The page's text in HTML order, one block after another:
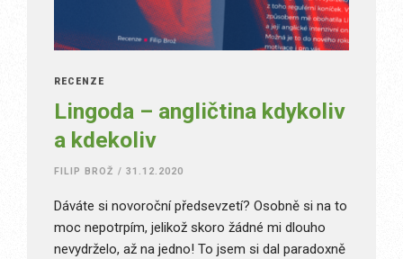
RECENZE
Lingoda – angličtina kdykoliv
a kdekoliv
FILIP BROŽ / 31.12.2020
Dáváte si novoroční předsevzetí? Osobně si na to
moc nepotrpím, jelikož skoro žádné mi dlouho
nevydrželo, až na jedno! To jsem si dal paradoxně